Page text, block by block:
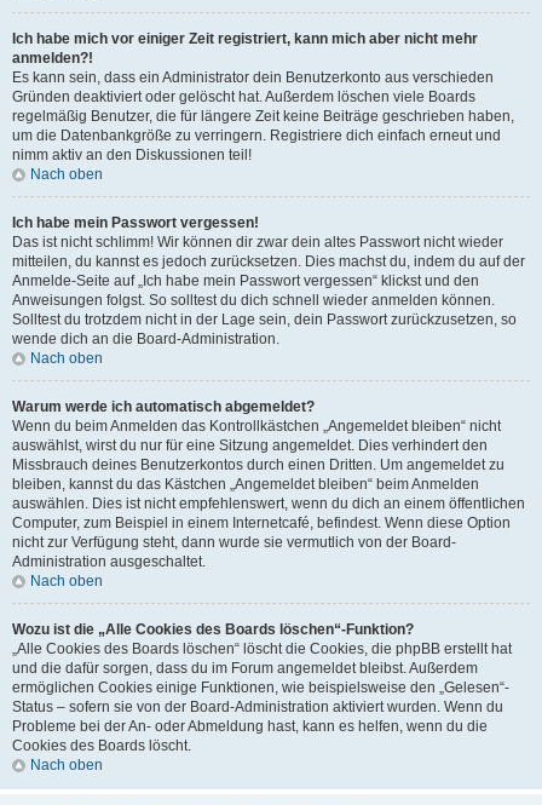
Ich habe mich vor einiger Zeit registriert, kann mich aber nicht mehr
anmelden?!
Es kann sein, dass ein Administrator dein Benutzerkonto aus verschieden
Gründen deaktiviert oder gelöscht hat. Außerdem löschen viele Boards
regelmäßig Benutzer, die für längere Zeit keine Beiträge geschrieben haben,
um die Datenbankgröße zu verringern. Registriere dich einfach erneut und
nimm aktiv an den Diskussionen teil!
Nach oben
Ich habe mein Passwort vergessen!
Das ist nicht schlimm! Wir können dir zwar dein altes Passwort nicht wieder
mitteilen, du kannst es jedoch zurücksetzen. Dies machst du, indem du auf der
Anmelde-Seite auf „Ich habe mein Passwort vergessen“ klickst und den
Anweisungen folgst. So solltest du dich schnell wieder anmelden können.
Solltest du trotzdem nicht in der Lage sein, dein Passwort zurückzusetzen, so
wende dich an die Board-Administration.
Nach oben
Warum werde ich automatisch abgemeldet?
Wenn du beim Anmelden das Kontrollkästchen „Angemeldet bleiben“ nicht
auswählst, wirst du nur für eine Sitzung angemeldet. Dies verhindert den
Missbrauch deines Benutzerkontos durch einen Dritten. Um angemeldet zu
bleiben, kannst du das Kästchen „Angemeldet bleiben“ beim Anmelden
auswählen. Dies ist nicht empfehlenswert, wenn du dich an einem öffentlichen
Computer, zum Beispiel in einem Internetcafé, befindest. Wenn diese Option
nicht zur Verfügung steht, dann wurde sie vermutlich von der Board-
Administration ausgeschaltet.
Nach oben
Wozu ist die „Alle Cookies des Boards löschen“-Funktion?
„Alle Cookies des Boards löschen“ löscht die Cookies, die phpBB erstellt hat
und die dafür sorgen, dass du im Forum angemeldet bleibst. Außerdem
ermöglichen Cookies einige Funktionen, wie beispielsweise den „Gelesen“-
Status – sofern sie von der Board-Administration aktiviert wurden. Wenn du
Probleme bei der An- oder Abmeldung hast, kann es helfen, wenn du die
Cookies des Boards löscht.
Nach oben